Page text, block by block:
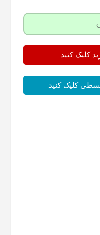
کلیک کنید
کلیک کنید